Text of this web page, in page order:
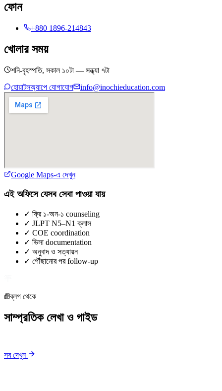
ফোন
+880 1896-214843
খোলার সময়
শনি-বৃহস্পতি, সকাল ১০টা — সন্ধ্যা ৭টা
হোয়াটসঅ্যাপে যোগাযোগ
info@inochieducation.com
Google Maps-এ দেখুন
এই অফিসে যেসব সেবা পাওয়া যায়
✓ ফ্রি ১-অন-১ counseling
✓ JLPT N5–N1 ক্লাস
✓ COE coordination
✓ ভিসা documentation
✓ অনুবাদ ও সত্যায়ন
✓ পৌঁছানোর পর follow-up
ব্লগ থেকে
সাম্প্রতিক লেখা ও গাইড
সব দেখুন